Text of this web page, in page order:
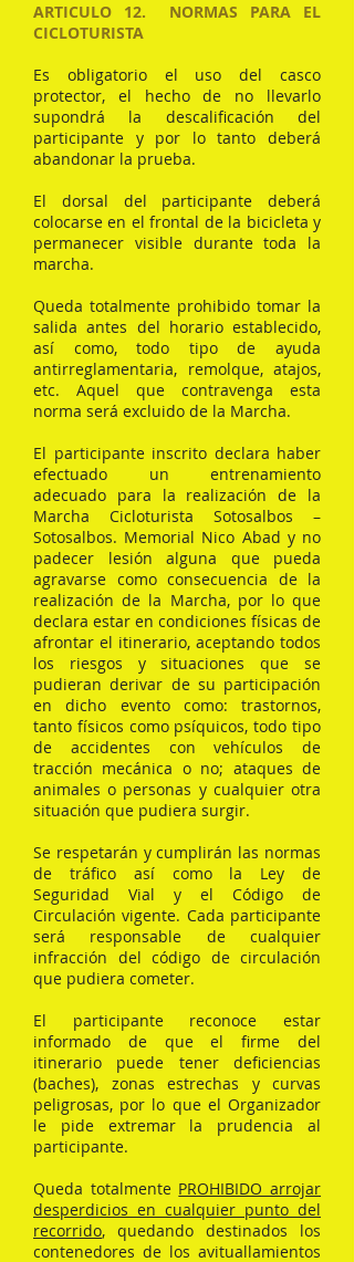
ARTICULO 12. NORMAS PARA EL
CICLOTURISTA
Es obligatorio el uso del casco
protector, el hecho de no llevarlo
supondrá la descalificación del
participante y por lo tanto deberá
abandonar la prueba.
El dorsal del participante deberá
colocarse en el frontal de la bicicleta y
permanecer visible durante toda la
marcha.
Queda totalmente prohibido tomar la
salida antes del horario establecido,
así como, todo tipo de ayuda
antirreglamentaria, remolque, atajos,
etc. Aquel que contravenga esta
norma será excluido de la Marcha.
El participante inscrito declara haber
efectuado un entrenamiento
adecuado para la realización de la
Marcha Cicloturista Sotosalbos –
Sotosalbos. Memorial Nico Abad y no
padecer lesión alguna que pueda
agravarse como consecuencia de la
realización de la Marcha, por lo que
declara estar en condiciones físicas de
afrontar el itinerario, aceptando todos
los riesgos y situaciones que se
pudieran derivar de su participación
en dicho evento como: trastornos,
tanto físicos como psíquicos, todo tipo
de accidentes con vehículos de
tracción mecánica o no; ataques de
animales o personas y cualquier otra
situación que pudiera surgir.
Se respetarán y cumplirán las normas
de tráfico así como la Ley de
Seguridad Vial y el Código de
Circulación vigente. Cada participante
será responsable de cualquier
infracción del código de circulación
que pudiera cometer.
El participante reconoce estar
informado de que el firme del
itinerario puede tener deficiencias
(baches), zonas estrechas y curvas
peligrosas, por lo que el Organizador
le pide extremar la prudencia al
participante.
Queda totalmente PROHIBIDO arrojar
desperdicios en cualquier punto del
recorrido, quedando destinados los
contenedores de los avituallamientos